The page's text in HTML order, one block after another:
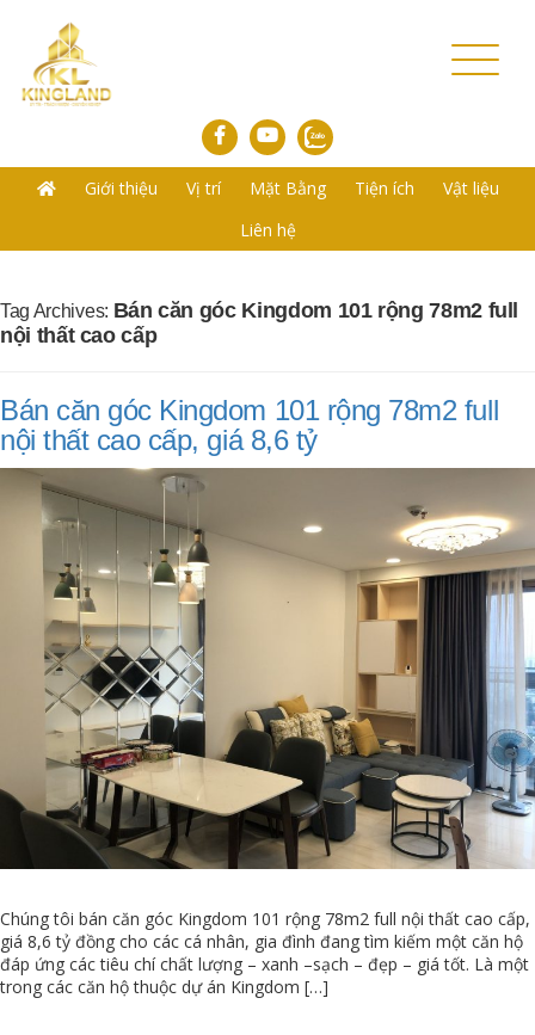
Toggle
Giới thiệu Vị trí Mặt Bằng Tiện ích
Vật liệu
Liên hệ
Tag Archives: Bán căn góc Kingdom 101 rộng 78m2 full
nội thất cao cấp
Bán căn góc Kingdom 101 rộng 78m2 full
nội thất cao cấp, giá 8,6 tỷ
Chúng tôi bán căn góc Kingdom 101 rộng 78m2 full nội thất cao cấp,
giá 8,6 tỷ đồng cho các cá nhân, gia đình đang tìm kiếm một căn hộ
đáp ứng các tiêu chí chất lượng – xanh –sạch – đẹp – giá tốt. Là một
trong các căn hộ thuộc dự án Kingdom […]